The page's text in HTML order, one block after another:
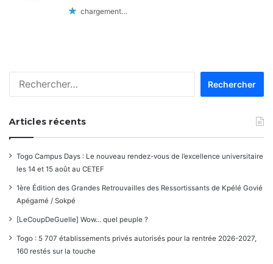
chargement…
Articles récents
Togo Campus Days : Le nouveau rendez-vous de l’excellence universitaire
les 14 et 15 août au CETEF
1ère Édition des Grandes Retrouvailles des Ressortissants de Kpélé Govié
Apégamé / Sokpé
[LeCoupDeGuelle] Wow… quel peuple ?
Togo : 5 707 établissements privés autorisés pour la rentrée 2026-2027,
160 restés sur la touche